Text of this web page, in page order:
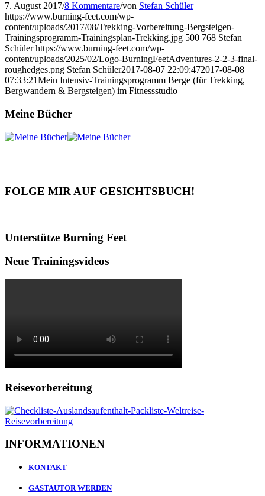
7. August 2017/8 Kommentare/von Stefan Schüler
https://www.burning-feet.com/wp-
content/uploads/2017/08/Trekking-Vorbereitung-Bergsteigen-
Trainingsprogramm-Trainingsplan-Trekking.jpg 500 768 Stefan
Schüler https://www.burning-feet.com/wp-
content/uploads/2025/02/Logo-BurningFeetAdventures-2-2-3-final-
roughedges.png Stefan Schüler2017-08-07 22:09:472017-08-08
07:33:21Mein Intensiv-Trainingsprogramm Berge (für Trekking,
Bergwandern & Bergsteigen) im Fitnessstudio
Meine Bücher
FOLGE MIR AUF GESICHTSBUCH!
Unterstütze Burning Feet
Neue Trainingsvideos
Reisevorbereitung
INFORMATIONEN
KONTAKT
GASTAUTOR WERDEN